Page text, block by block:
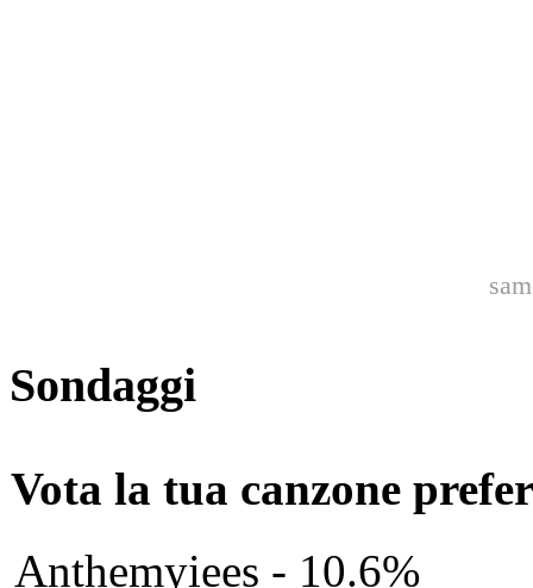
Sondaggi
Vota la tua canzone
Anthemyiees - 10.6%